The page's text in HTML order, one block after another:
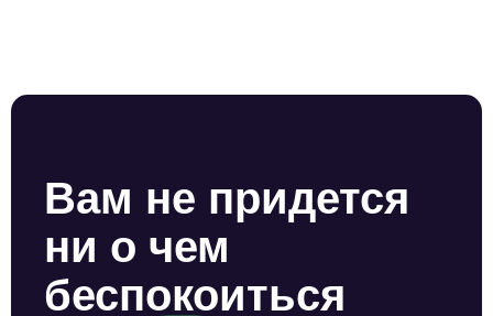
Вам не придется
ни о чем
беспокоиться